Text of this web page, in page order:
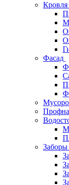
Кровля
Фасад
Заборы